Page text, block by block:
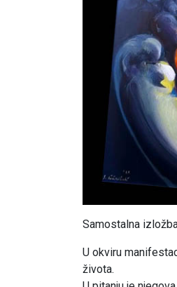
Samostalna
U okviru
života.